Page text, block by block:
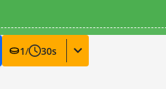
1/ 30s